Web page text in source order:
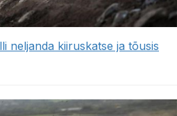
neljanda kiiruskatse ja tõusis